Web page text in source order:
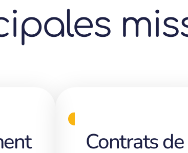
Contrats de